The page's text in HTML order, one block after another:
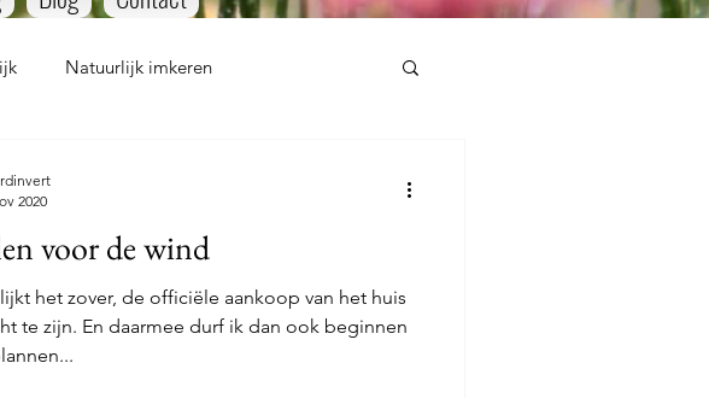
Natuurlijk imkeren
voor de wind
het zover, de officiële aankoop van het huis
te zijn. En daarmee durf ik dan ook beginnen
2020